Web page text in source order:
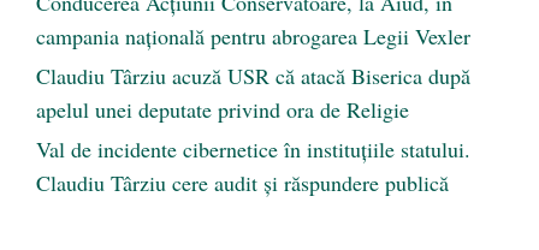
campania națională pentru abrogarea Legii Vexler
Claudiu Târziu acuză USR că atacă Biserica după
apelul unei deputate privind ora de Religie
Val de incidente cibernetice în instituțiile statului.
Claudiu Târziu cere audit și răspundere publică